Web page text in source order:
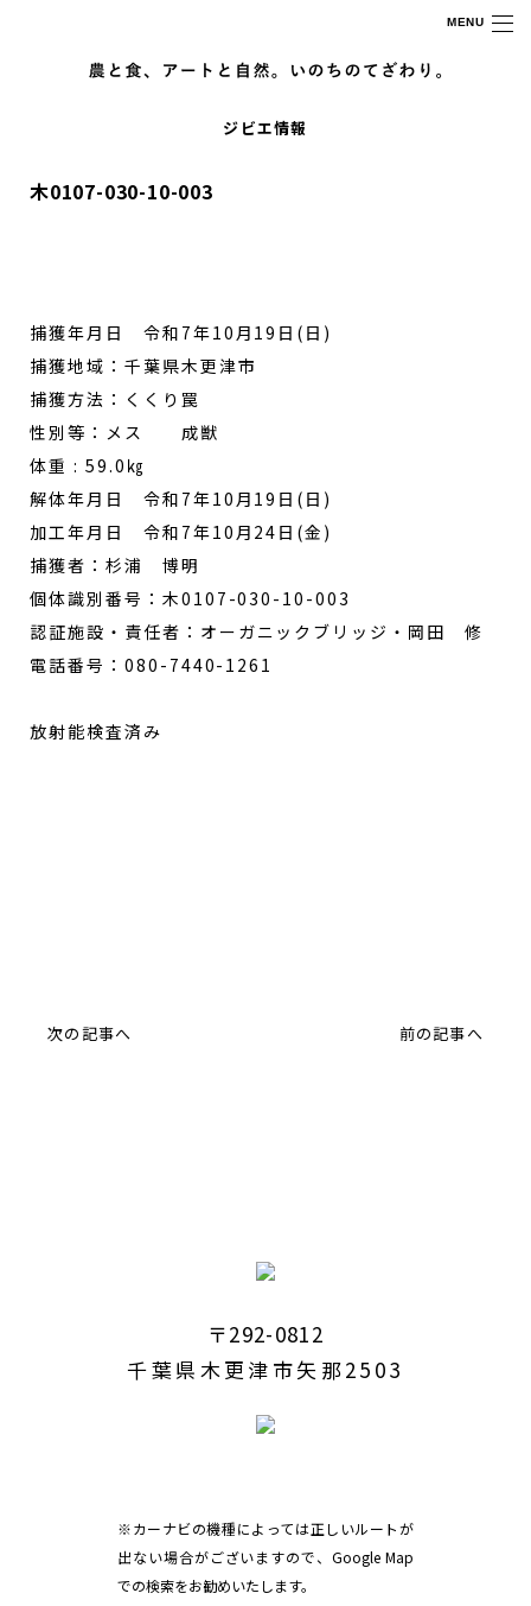
MENU
ジビエ情報
木0107-030-10-003
捕獲年月日 令和7年10月19日(日)
捕獲地域：千葉県木更津市
捕獲方法：くくり罠
性別等：メス 成獣
体重 : 59.0㎏
解体年月日 令和7年10月19日(日)
加工年月日 令和7年10月24日(金)
捕獲者：杉浦 博明
個体識別番号：木0107-030-10-003
認証施設・責任者：オーガニックブリッジ・岡田 修
電話番号：080-7440-1261
放射能検査済み
次の記事へ 前の記事へ
〒292-0812
千葉県木更津市矢那2503
※カーナビの機種によっては正しいルートが
出ない場合がございますので、Google Map
での検索をお勧めいたします。